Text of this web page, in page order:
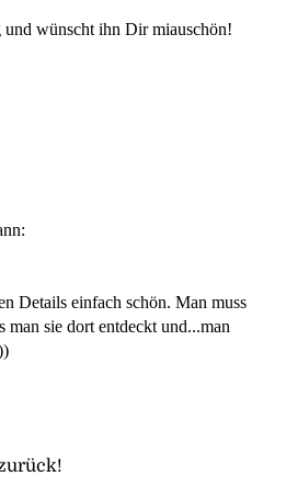
wünscht ihn Dir miauschön!
Details einfach schön. Man muss
man sie dort entdeckt und...man